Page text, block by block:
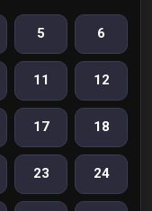
5 6
11 12
17 18
23 24